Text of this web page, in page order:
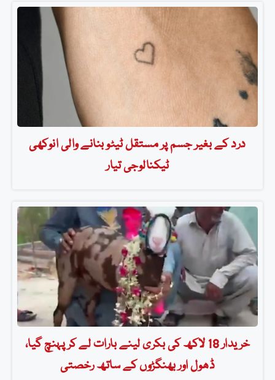
درد کے بغیر جسم پر مستقل ٹیٹو بنانے والی انوکھی
ٹیکنالوجی تیار
خریدار 18 لاکھ کی بکری لینے بارات لے کر پہنچ گیا،
ڈھول اور بھنگڑوں کے ساتھ رخصتی